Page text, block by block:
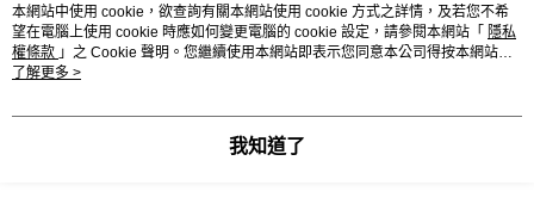
熱門標籤
本網站中使用 cookie，欲查詢有關本網站使用 cookie 方式之詳情，及若您不希
望在電腦上使用 cookie 時應如何變更電腦的 cookie 設定，請參閱本網站「 隱私
權條款 」之 Cookie 聲明。您繼續使用本網站即表示您同意本公司得按本網站使
用條款之 Cookie 聲明使用 cookie。
了解更多 >
我知道了